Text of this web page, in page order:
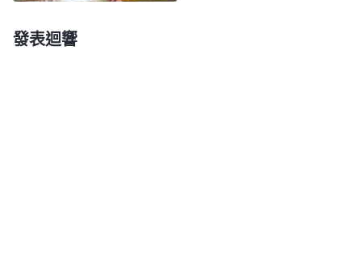
展，他到底有没有在作，作得怎麽樣，中間有没有什
發表迴響